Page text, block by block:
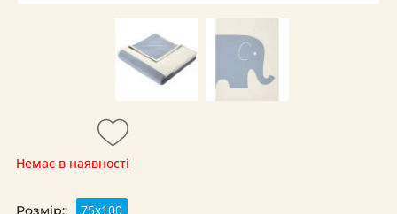
Немає в наявності
Розмір:: 75х100